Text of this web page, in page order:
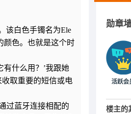
该白色手镯名为Ele
颜色。也就是这个时
有什么用？’我跟她
取重要的短信或电
过蓝牙连接相配的
勋章
活跃会
楼主的